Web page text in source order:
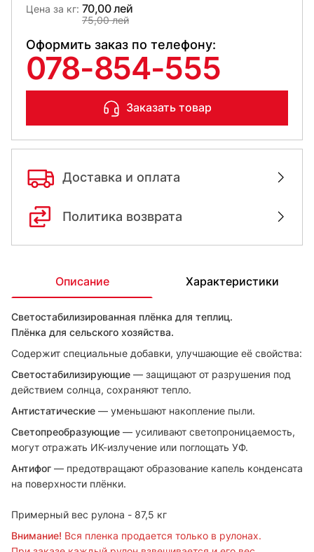
Цена за кг: 70,00 лей
75,00 лей
Оформить заказ по телефону:
078-854-555
Заказать товар
Доставка и оплата
Политика возврата
Описание Характеристики
Светостабилизированная плёнка для теплиц.
Плёнка для сельского хозяйства.
Содержит специальные добавки, улучшающие её свойства:
Светостабилизирующие — защищают от разрушения под
действием солнца, сохраняют тепло.
Антистатические — уменьшают накопление пыли.
Светопреобразующие — усиливают светопроницаемость,
могут отражать ИК-излучение или поглощать УФ.
Антифог — предотвращают образование капель конденсата
на поверхности плёнки.
Примерный вес рулона - 87,5 кг
Внимание! Вся пленка продается только в рулонах.